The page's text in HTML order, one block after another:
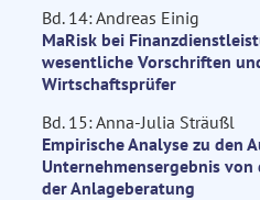
Bd. 14: Andreas Einig
MaRisk bei
wesentliche Vorschriften
Wirtschaftsprüfer
Bd. 15: Anna-Julia Sträußl
Empirische Analyse zu den
Unternehmensergebnis
der Anlageberatung